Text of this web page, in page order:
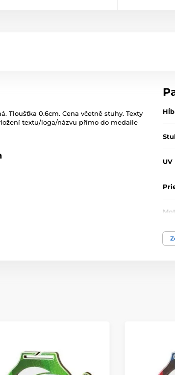
Tloušťka 0.6cm. Cena včetně stuhy. Texty
textu/loga/názvu přímo do medaile
UV